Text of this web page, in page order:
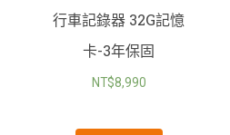
行車記錄器 32G記憶
卡-3年保固
NT$8,990